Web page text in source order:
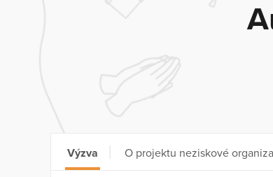
Výzva O projektu neziskové